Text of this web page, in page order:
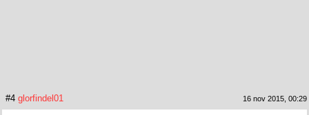
#4 glorfindel01 16 nov 2015, 00:29